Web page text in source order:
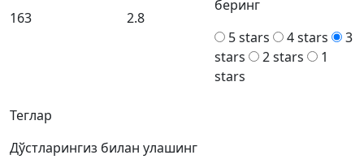
Теглар
163 2.8
беринг
5 stars
4 stars
3
stars
2 stars
1
stars
Дўстларингиз билан улашинг